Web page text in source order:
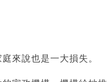
來說也是一大損失。